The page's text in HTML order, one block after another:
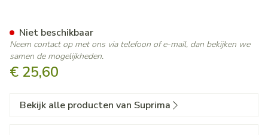
€ 25,60
Niet beschikbaar
Neem contact op met ons via telefoon of e-mail, dan bekijken we
samen de mogelijkheden.
Bekijk alle producten van Suprima